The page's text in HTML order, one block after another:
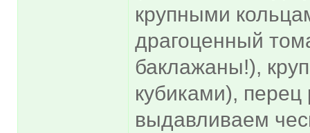
крупными
драгоценный
баклажаны!),
кубиками),
выдавливаем